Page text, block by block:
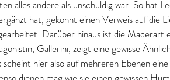
alles andere als unschuldig war. So hat
hat, gekonnt einen Verweis auf die
Darüber hinaus ist die Maderart
Gallerini, zeigt eine gewisse
hier also auf mehreren Ebenen